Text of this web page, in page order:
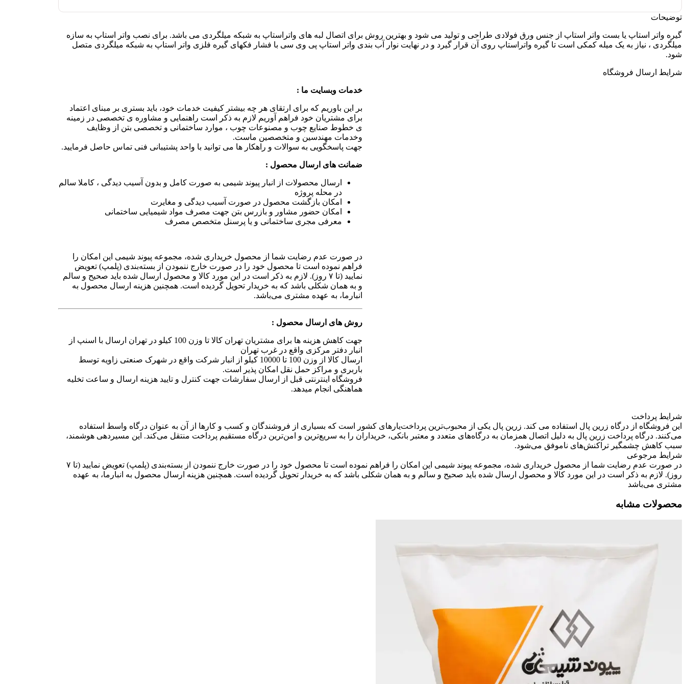
توضیحات
گیره واتر استاپ یا بست واتر استاپ از جنس ورق فولادی طراحی و تولید می شود و بهترین روش برای اتصال لبه های واتراستاپ به شبکه میلگردی می باشد. برای نصب واتر استاپ به سازه
میلگردی ، نیاز به یک میله کمکی است تا گیره واتراستاپ روی آن قرار گیرد و در نهایت نوار آب بندی واتر استاپ پی وی سی با فشار فکهای گیره فلزی واتر استاپ به شبکه میلگردی متصل
شود.
شرایط ارسال فروشگاه
خدمات وبسایت ما :
بر این باوریم که برای ارتقای هر چه بیشتر کیفیت خدمات خود، باید بستری بر مبنای اعتماد
برای مشتریان خود فراهم آوریم لازم به ذکر است راهنمایی و مشاوره ی تخصصی در زمینه
ی خطوط صنایع چوب و مصنوعات چوب ، موارد ساختمانی و تخصصی بتن از وظایف
وخدمات مهندسین و متخصصین ماست.
جهت پاسخگویی به سوالات و راهکار ها می توانید با واحد پشتیبانی فنی تماس حاصل فرمایید.
ضمانت های ارسال محصول :
ارسال محصولات از انبار پیوند شیمی به صورت کامل و بدون آسیب دیدگی ، کاملا سالم
در محله پروژه
امکان بازگشت محصول در صورت آسیب دیدگی و مغایرت
امکان حضور مشاور و بازرس بتن جهت مصرف مواد شیمیایی ساختمانی
معرفی مجری ساختمانی و یا پرسنل متخصص مصرف
در صورت عدم رضایت شما از محصول خریداری شده، مجموعه پیوند شیمی این امکان را
فراهم نموده است تا محصول خود را در صورت خارج ننمودن از بسته‌بندی (پلمپ) تعویض
نمایید (تا ۷ روز). لازم به ذکر است در این مورد کالا و محصول ارسال شده باید صحیح و سالم
و به همان شکلی باشد که به خریدار تحویل گردیده است. همچنین هزینه ارسال محصول به
انبارما، به عهده مشتری می‌باشد.
روش های ارسال محصول :
جهت کاهش هزینه ها برای مشتریان تهران کالا تا وزن 100 کیلو در تهران ارسال با اسنپ از
انبار دفتر مرکزی واقع در غرب تهران
ارسال کالا از وزن 100 تا 10000 کیلو از انبار شرکت واقع در شهرک صنعتی زاویه توسط
باربری و مراکز حمل نقل امکان پذیر است.
فروشگاه اینترنتی قبل از ارسال سفارشات جهت کنترل و تایید هزینه ارسال و ساعت تخلیه
هماهنگی انجام میدهد.
شرایط پرداخت
این فروشگاه از درگاه زرین پال استفاده می کند. زرین پال یکی از محبوب‌ترین پرداخت‌یارهای کشور است که بسیاری از فروشندگان و کسب و کارها از آن به عنوان درگاه واسط استفاده
می‌کنند. درگاه پرداخت زرین پال به دلیل اتصال همزمان به درگاه‌های متعدد و معتبر بانکی، خریداران را به سریع‌ترین و امن‌ترین درگاه مستقیم پرداخت منتقل می‌کند. این مسیردهی هوشمند،
سبب کاهش چشمگیر تراکنش‌های ناموفق می‌شود.
شرایط مرجوعی
در صورت عدم رضایت شما از محصول خریداری شده، مجموعه پیوند شیمی این امکان را فراهم نموده است تا محصول خود را در صورت خارج ننمودن از بسته‌بندی (پلمپ) تعویض نمایید (تا ۷
روز). لازم به ذکر است در این مورد کالا و محصول ارسال شده باید صحیح و سالم و به همان شکلی باشد که به خریدار تحویل گردیده است. همچنین هزینه ارسال محصول به انبارما، به عهده
مشتری می‌باشد
محصولات مشابه